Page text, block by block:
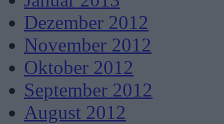
Dezember 2012
November 2012
Oktober 2012
September 2012
August 2012